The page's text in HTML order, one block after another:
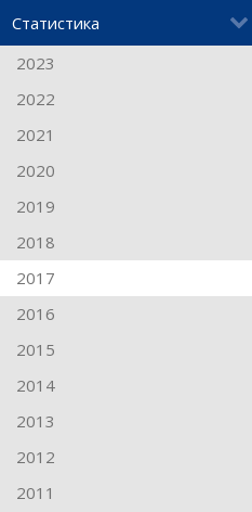
Статистика
2023
2022
2021
2020
2019
2018
2017
2016
2015
2014
2013
2012
2011